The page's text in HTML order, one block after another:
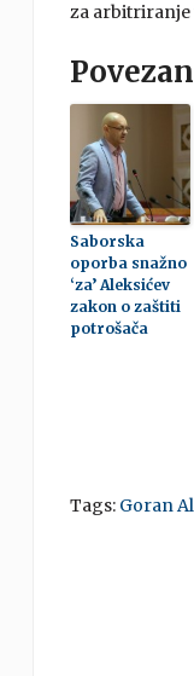
za arbitriranje
Saborska
oporba snažno
‘za’ Aleksićev
zakon o zaštiti
potrošača
Tags: Goran